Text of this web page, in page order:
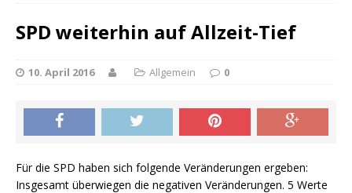
SPD weiterhin auf Allzeit-Tief
10. April 2016 Allgemein 0
Für die SPD haben sich folgende Veränderungen ergeben:
Insgesamt überwiegen die negativen Veränderungen. 5 Werte